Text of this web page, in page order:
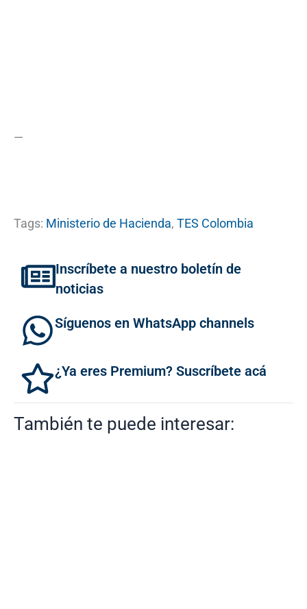
—
Tags: Ministerio de Hacienda, TES Colombia
Inscríbete a nuestro boletín de
noticias
Síguenos en WhatsApp channels
¿Ya eres Premium? Suscríbete acá
También te puede interesar: